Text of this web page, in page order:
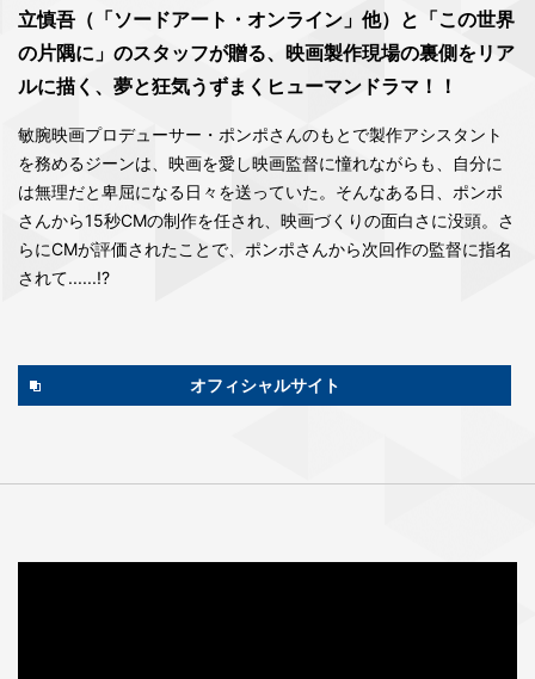
立慎吾（「ソードアート・オンライン」他）と「この世界
の片隅に」のスタッフが贈る、映画製作現場の裏側をリア
ルに描く、夢と狂気うずまくヒューマンドラマ！！
敏腕映画プロデューサー・ポンポさんのもとで製作アシスタント
を務めるジーンは、映画を愛し映画監督に憧れながらも、自分に
は無理だと卑屈になる日々を送っていた。そんなある日、ポンポ
さんから15秒CMの制作を任され、映画づくりの面白さに没頭。さ
らにCMが評価されたことで、ポンポさんから次回作の監督に指名
されて......!?
オフィシャルサイト